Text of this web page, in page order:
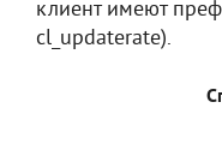
клиент имеют
cl_updaterate).